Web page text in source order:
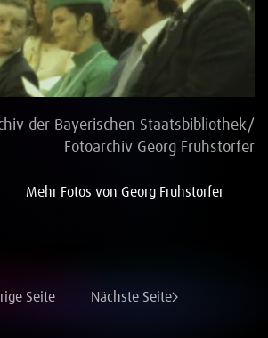
der Bayerischen Staatsbibliothek/
Fotoarchiv Georg Fruhstorfer
Mehr Fotos von Georg Fruhstorfer
Seite Nächste Seite